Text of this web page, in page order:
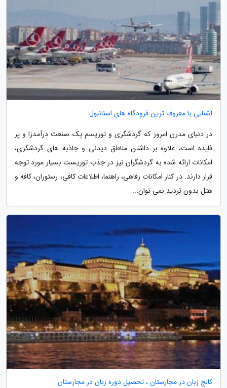
آشنایی با معروف ترین فرودگاه های استانبول
در دنیای مدرن امروز که گردشگری و توریسم یک صنعت درآمدزا و پر
فایده است، علاوه بر داشتن مناطق دیدنی و جاذبه های گردشگری،
امکانات ارائه شده به گردشگران نیز در جذب توریست بسیار مورد توجه
قرار دارند. در کنار امکانات رفاهی، راهنما، اطلاعات کافی، رستوران، کافه و
هتل بدون تردید نمی توان...
کالج زبان در مجارستان ، تحصیل دوره زبان در مجارستان